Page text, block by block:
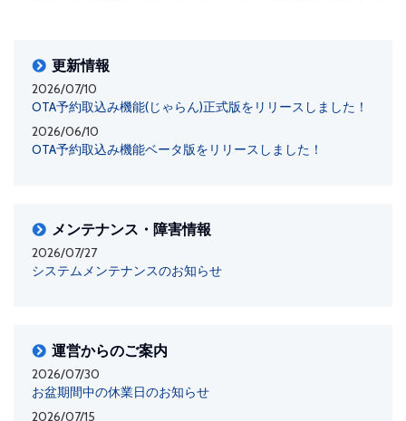
更新情報
2026/07/10
OTA予約取込み機能(じゃらん)正式版をリリースしました！
2026/06/10
OTA予約取込み機能ベータ版をリリースしました！
メンテナンス・障害情報
2026/07/27
システムメンテナンスのお知らせ
運営からのご案内
2026/07/30
お盆期間中の休業日のお知らせ
2026/07/15